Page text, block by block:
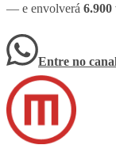
— e envolverá 6.900
Entre no